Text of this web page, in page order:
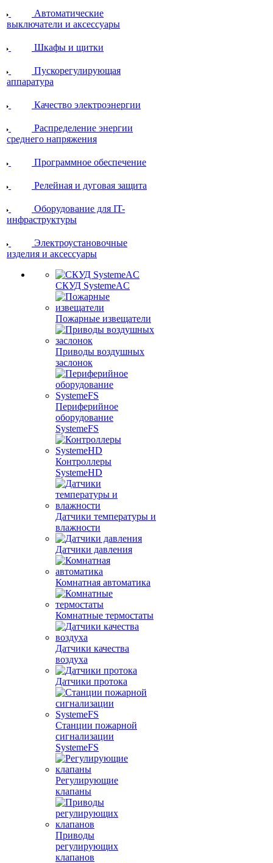
Автоматические
выключатели и аксессуары
Шкафы и щитки
Пускорегулирующая
аппаратура
Качество электроэнергии
Распределение энергии
среднего напряжения
Программное обеспечение
Релейная и дуговая защита
Оборудование для IT-
инфраструктуры
Электроустановочные
изделия и аксессуары
СКУД SystemeAC
Пожарные извещатели
Приводы воздушных
заслонок
Периферийное
оборудование
SystemeFS
Контроллеры
SystemeHD
Датчики температуры и
влажности
Датчики давления
Комнатная автоматика
Комнатные термостаты
Датчики качества
воздуха
Датчики протока
Станции пожарной
сигнализации
SystemeFS
Регулирующие
клапаны
Приводы
регулирующих
клапанов